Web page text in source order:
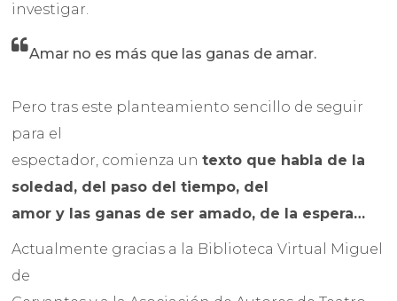
investigar.
Amar no es más que las ganas de amar.
Pero tras este planteamiento sencillo de seguir
para el
espectador, comienza untexto que habla de la
soledad, del paso del tiempo, del
amor y las ganas de ser amado, de la espera…
Actualmente gracias a la Biblioteca Virtual Miguel
de